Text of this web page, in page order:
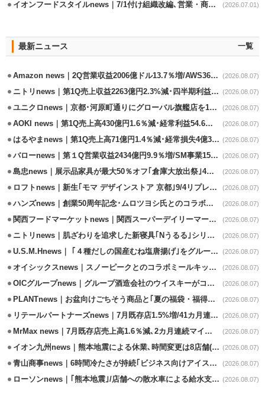
イオンフードスタイルnews｜7/1付け組織改編､営業・商品本部を再編 (2026.07.01)
最新ニュース 一覧
Amazon news｜2Q営業収益2006億ドル13.7％増/AWS36.8％％増が貢献 (2026.08.07)
ニトリnews｜第1Q売上収益2263億円2.3%減･四半期利益1.4％減 (2026.08.07)
ユニクロnews｜京都･河原町通りにグローバル旗艦店を11/6開設 (2026.08.07)
AOKI news｜第1Q売上高430億円1.6％減･経常利益54.6％減 (2026.08.07)
はるやまnews｜第1Q売上高71億円1.4％減･経常損失4億3800万円 (2026.08.07)
バローnews｜第１Q営業収益2434億円9.9％増/SM事業15.5％増と絶好調 (2026.08.07)
島忠news｜展示品家具が最大50％オフ｢倉庫大放出祭｣4店舗限定で開催 (2026.08.07)
ロフトnews｜新生｢モマ デザインストア 京都｣9/4リプレイスオープン (2026.08.07)
ハンズnews｜創業50周年記念･ムロツヨシ氏とのコラボ企画｢ムロハンズ｣開催 (2026.08.07)
関西フードマーケットnews｜関西スーパーデイリーマート蒲生店8/7改装 (2026.08.07)
ニトリnews｜肌ざわりを追求した新寝具｢Nうるる｣シリーズを発売 (2026.08.07)
U.S.M.Hnews｜ ｢４種だしの国産むね塩唐揚げ｣をグループ610店で共同販促 (2026.08.07)
オイシックスnews｜スノーピークとのコラボミールキット8/13発売 (2026.08.07)
OICグループnews｜グループ酒造会社のウイスキーがコンペティション受賞 (2026.08.07)
PLANTnews｜お盆向けごちそう商品と｢夏の福袋・福得カート｣8/8から開催 (2026.08.07)
リテールパートナーズnews｜7月既存店1.5%増/41カ月連続増 (2026.08.07)
MrMax news｜7月既存店売上高1.6％減､2カ月連続マイナス (2026.08.07)
イオン九州news｜熊本地震による休業､時間変更は8店舗(8/7時点) (2026.08.07)
青山商事news｜6時間冷たさが持続｢ビジネス向けアイスベスト｣発売 (2026.08.07)
ローソンnews｜｢熊本地震｣/店舗への散水車による給水支援を開始 (2026.08.07)